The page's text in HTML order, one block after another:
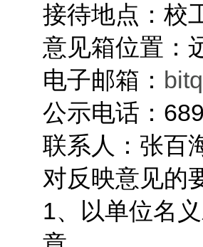
接待地点：校
意见箱位置：
电子邮箱：
公示电话：
联系人：张百
对反映意见的
1、以单位名